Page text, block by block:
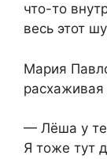
что-то
весь этот
Мария
— Лёша у
Я тоже тут